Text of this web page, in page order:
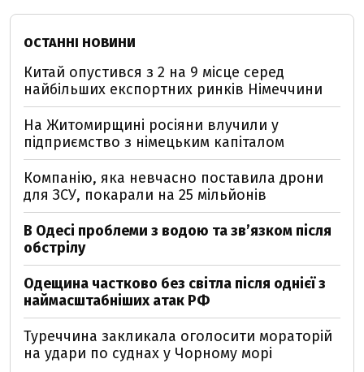
ОСТАННІ НОВИНИ
Китай опустився з 2 на 9 місце серед
найбільших експортних ринків Німеччини
На Житомирщині росіяни влучили у
підприємство з німецьким капіталом
Компанію, яка невчасно поставила дрони
для ЗСУ, покарали на 25 мільйонів
В Одесі проблеми з водою та звʼязком після
обстрілу
Одещина частково без світла після однієї з
наймасштабніших атак РФ
Туреччина закликала оголосити мораторій
на удари по суднах у Чорному морі